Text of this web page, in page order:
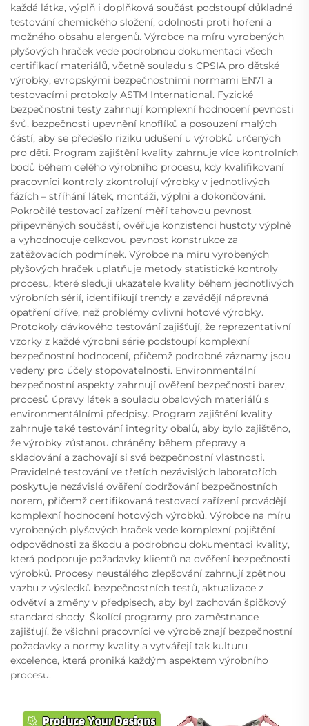
každá látka, výplň i doplňková součást podstoupí důkladné
testování chemického složení, odolnosti proti hoření a
možného obsahu alergenů. Výrobce na míru vyrobených
plyšových hraček vede podrobnou dokumentaci všech
certifikací materiálů, včetně souladu s CPSIA pro dětské
výrobky, evropskými bezpečnostními normami EN71 a
testovacími protokoly ASTM International. Fyzické
bezpečnostní testy zahrnují komplexní hodnocení pevnosti
švů, bezpečnosti upevnění knoflíků a posouzení malých
částí, aby se předešlo riziku udušení u výrobků určených
pro děti. Program zajištění kvality zahrnuje více kontrolních
bodů během celého výrobního procesu, kdy kvalifikovaní
pracovníci kontroly zkontrolují výrobky v jednotlivých
fázích – stříhání látek, montáži, výplni a dokončování.
Pokročilé testovací zařízení měří tahovou pevnost
připevněných součástí, ověřuje konzistenci hustoty výplně
a vyhodnocuje celkovou pevnost konstrukce za
zatěžovacích podmínek. Výrobce na míru vyrobených
plyšových hraček uplatňuje metody statistické kontroly
procesu, které sledují ukazatele kvality během jednotlivých
výrobních sérií, identifikují trendy a zavádějí nápravná
opatření dříve, než problémy ovlivní hotové výrobky.
Protokoly dávkového testování zajišťují, že reprezentativní
vzorky z každé výrobní série podstoupí komplexní
bezpečnostní hodnocení, přičemž podrobné záznamy jsou
vedeny pro účely stopovatelnosti. Environmentální
bezpečnostní aspekty zahrnují ověření bezpečnosti barev,
procesů úpravy látek a souladu obalových materiálů s
environmentálními předpisy. Program zajištění kvality
zahrnuje také testování integrity obalů, aby bylo zajištěno,
že výrobky zůstanou chráněny během přepravy a
skladování a zachovají si své bezpečnostní vlastnosti.
Pravidelné testování ve třetích nezávislých laboratořích
poskytuje nezávislé ověření dodržování bezpečnostních
norem, přičemž certifikovaná testovací zařízení provádějí
komplexní hodnocení hotových výrobků. Výrobce na míru
vyrobených plyšových hraček vede komplexní pojištění
odpovědnosti za škodu a podrobnou dokumentaci kvality,
která podporuje požadavky klientů na ověření bezpečnosti
výrobků. Procesy neustálého zlepšování zahrnují zpětnou
vazbu z výsledků bezpečnostních testů, aktualizace z
odvětví a změny v předpisech, aby byl zachován špičkový
standard shody. Školící programy pro zaměstnance
zajišťují, že všichni pracovníci ve výrobě znají bezpečnostní
požadavky a normy kvality a vytvářejí tak kulturu
excelence, která proniká každým aspektem výrobního
procesu.